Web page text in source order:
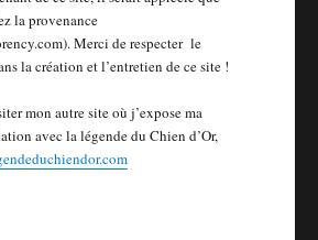
la provenance
Merci de respecter le
la création et l’entretien de ce site !
mon autre site où j’expose ma
avec la légende du Chien d’Or,